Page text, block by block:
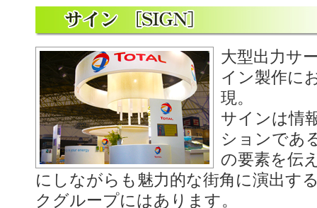
大型出力サ
イン製作に
現。
サインは情
ションであ
の要素を伝
にしながらも魅力的な街角に演出す
クグループにはあります。